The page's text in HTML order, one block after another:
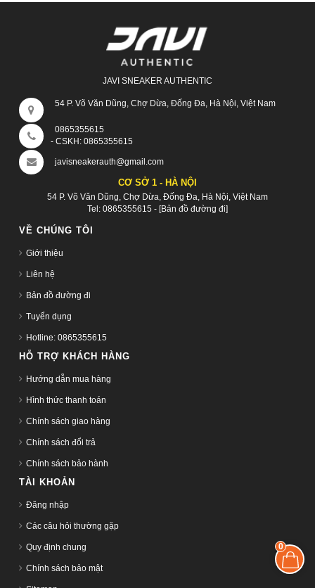
JAVI SNEAKER AUTHENTIC
54 P. Võ Văn Dũng, Chợ Dừa, Đống Đa, Hà Nội, Việt Nam
0865355615
- CSKH: 0865355615
javisneakerauth@gmail.com
CƠ SỞ 1 - HÀ NỘI
54 P. Võ Văn Dũng, Chợ Dừa, Đống Đa, Hà Nội, Việt Nam
Tel: 0865355615 - [Bản đồ đường đi]
VỀ CHÚNG TÔI
Giới thiệu
Liên hệ
Bản đồ đường đi
Tuyển dụng
Hotline: 0865355615
HỖ TRỢ KHÁCH HÀNG
Hướng dẫn mua hàng
Hình thức thanh toán
Chính sách giao hàng
Chính sách đổi trả
Chính sách bảo hành
TÀI KHOẢN
Đăng nhập
Các câu hỏi thường gặp
Quy định chung
Chính sách bảo mật
0